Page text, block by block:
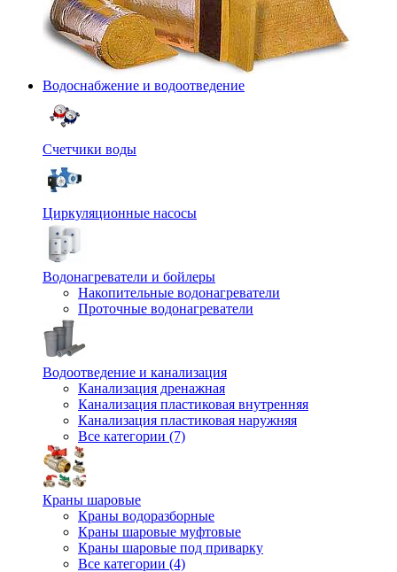
Водоснабжение и водоотведение
Счетчики воды
Циркуляционные насосы
Водонагреватели и бойлеры
Накопительные водонагреватели
Проточные водонагреватели
Водоотведение и канализация
Канализация дренажная
Канализация пластиковая внутренняя
Канализация пластиковая наружняя
Все категории (7)
Краны шаровые
Краны водоразборные
Краны шаровые муфтовые
Краны шаровые под приварку
Все категории (4)